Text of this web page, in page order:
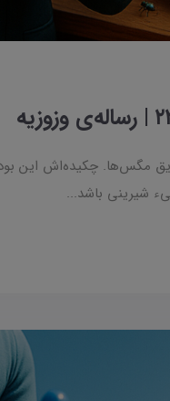
مگس‌ها. چکیده‌اش این
شیرینی باشد...